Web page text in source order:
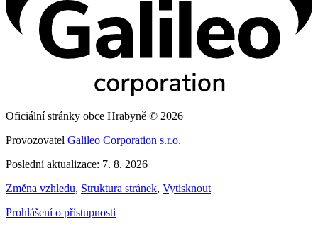
Oficiální stránky obce Hrabyně © 2026
Provozovatel Galileo Corporation s.r.o.
Poslední aktualizace: 7. 8. 2026
Změna vzhledu, Struktura stránek, Vytisknout
Prohlášení o přístupnosti